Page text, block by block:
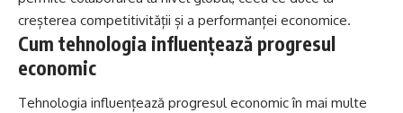
creșterea competitivității și a performanței economice.
Cum tehnologia influențează progresul
economic
Tehnologia influențează progresul economic în mai multe